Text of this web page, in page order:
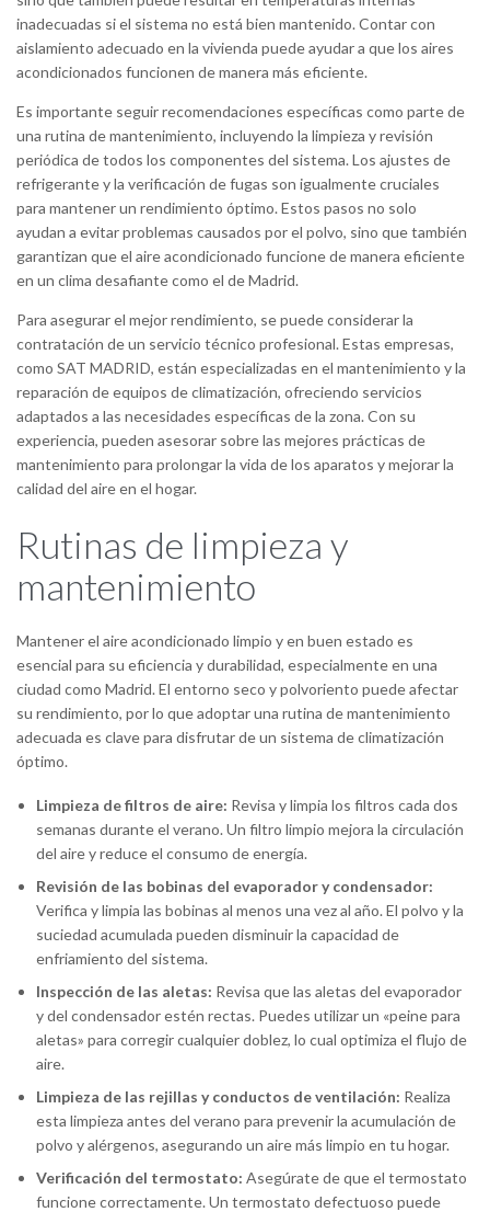
inadecuadas si el sistema no está bien mantenido. Contar con
aislamiento adecuado en la vivienda puede ayudar a que los aires
acondicionados funcionen de manera más eficiente.
Es importante seguir recomendaciones específicas como parte de
una rutina de mantenimiento, incluyendo la limpieza y revisión
periódica de todos los componentes del sistema. Los ajustes de
refrigerante y la verificación de fugas son igualmente cruciales
para mantener un rendimiento óptimo. Estos pasos no solo
ayudan a evitar problemas causados por el polvo, sino que también
garantizan que el aire acondicionado funcione de manera eficiente
en un clima desafiante como el de Madrid.
Para asegurar el mejor rendimiento, se puede considerar la
contratación de un servicio técnico profesional. Estas empresas,
como SAT MADRID, están especializadas en el mantenimiento y la
reparación de equipos de climatización, ofreciendo servicios
adaptados a las necesidades específicas de la zona. Con su
experiencia, pueden asesorar sobre las mejores prácticas de
mantenimiento para prolongar la vida de los aparatos y mejorar la
calidad del aire en el hogar.
Rutinas de limpieza y
mantenimiento
Mantener el aire acondicionado limpio y en buen estado es
esencial para su eficiencia y durabilidad, especialmente en una
ciudad como Madrid. El entorno seco y polvoriento puede afectar
su rendimiento, por lo que adoptar una rutina de mantenimiento
adecuada es clave para disfrutar de un sistema de climatización
óptimo.
Limpieza de filtros de aire: Revisa y limpia los filtros cada dos
semanas durante el verano. Un filtro limpio mejora la circulación
del aire y reduce el consumo de energía.
Revisión de las bobinas del evaporador y condensador:
Verifica y limpia las bobinas al menos una vez al año. El polvo y la
suciedad acumulada pueden disminuir la capacidad de
enfriamiento del sistema.
Inspección de las aletas: Revisa que las aletas del evaporador
y del condensador estén rectas. Puedes utilizar un «peine para
aletas» para corregir cualquier doblez, lo cual optimiza el flujo de
aire.
Limpieza de las rejillas y conductos de ventilación: Realiza
esta limpieza antes del verano para prevenir la acumulación de
polvo y alérgenos, asegurando un aire más limpio en tu hogar.
Verificación del termostato: Asegúrate de que el termostato
funcione correctamente. Un termostato defectuoso puede